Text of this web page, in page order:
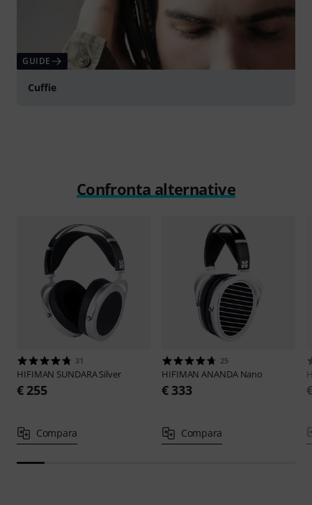
GUIDE
Cuffie
Confronta alternative
31
HIFIMAN SUNDARA Silver
€ 255
Compara
25
HIFIMANANANDA Nano
€ 333
Compara